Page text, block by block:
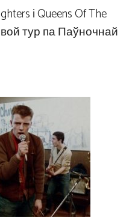
і Queens Of The
тур па Паўночнай